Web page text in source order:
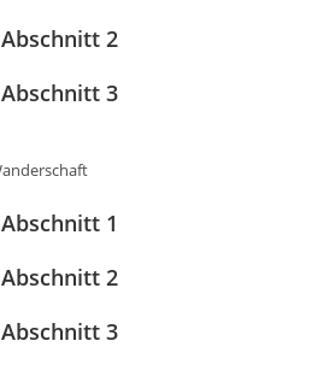
Abschnitt 2
Abschnitt 3
Abschnitt 1
Abschnitt 2
Abschnitt 3